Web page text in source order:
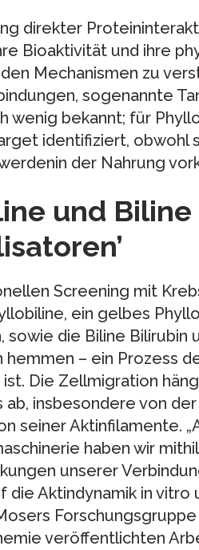
direkter
Bioaktivität und ihre
Mechanismen zu
sogenannte
wenig bekannt; für
identifiziert, obwohl
der Nahrung
und
Screening mit
ein gelbes
sowie die Biline Bilirubin
hemmen – ein Prozess
Die Zellmigration
insbesondere von
seiner Aktinfilamente.
haben wir
unserer
die Aktindynamik in vitro
veröffentlichten